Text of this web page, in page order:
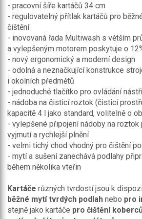
- pracovní šíře kartáčů 34 cm
- regulovatelný přítlak kartáčů pro
čištění
- inovovaná řada Multiwash s větším
a vylepšeným motorem poskytuje o
- nový ergonomický a moderní design
- odolná a neznačkující konstrukce
i okolních předmětů
- jednoduché tlačítko pro ovládání
- nádoba na čisticí roztok (čisticí
kapacitě 4 l jako standard, volitelně o
- vylepšené připojení nádoby na roztok
vyjmutí a rychlejší plnění
- velmi tichý chod vhodný pro čištění
- mytí a sušení zanechává podlahy
během několika vteřin
Kartáče různých tvrdostí jsou k
běžné mytí tvrdých podlah nebo pro
stejně jako kartáče pro čištění koberců